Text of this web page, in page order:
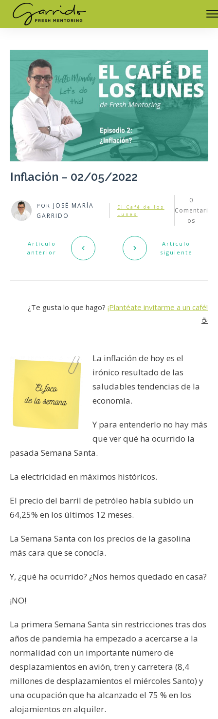
Inflación – 02/05/2022
POR JOSÉ MARÍA
GARRIDO
El Café de los
Lunes
0
Comentari
os
Artículo
anterior
Artículo
siguiente
¿Te gusta lo que hago? ¡Plantéate invitarme a un café!
☕️
La inflación de hoy es el
irónico resultado de las
saludables tendencias de la
economía.
Y para entenderlo no hay más
que ver qué ha ocurrido la
pasada Semana Santa.
La electricidad en máximos históricos.
El precio del barril de petróleo había subido un
64,25% en los últimos 12 meses.
La Semana Santa con los precios de la gasolina
más cara que se conocía.
Y, ¿qué ha ocurrido? ¿Nos hemos quedado en casa?
¡NO!
La primera Semana Santa sin restricciones tras dos
años de pandemia ha empezado a acercarse a la
normalidad con un importante número de
desplazamientos en avión, tren y carretera (8,4
millones de desplazamientos el miércoles Santo) y
una ocupación que ha alcanzado el 75 % en los
alojamientos en alquiler.